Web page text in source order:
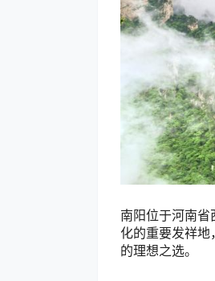
南阳位于河南
化的重要发祥
的理想之选。